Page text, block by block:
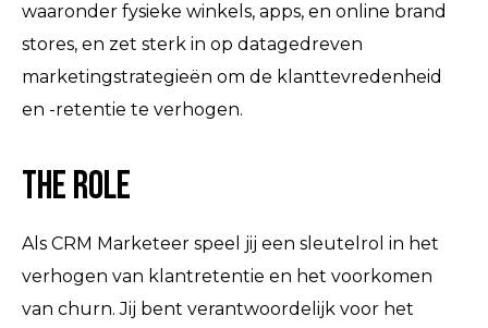
waaronder fysieke winkels, apps, en online brand
stores, en zet sterk in op datagedreven
marketingstrategieën om de klanttevredenheid
en -retentie te verhogen.
The Role
Als CRM Marketeer speel jij een sleutelrol in het
verhogen van klantretentie en het voorkomen
van churn. Jij bent verantwoordelijk voor het